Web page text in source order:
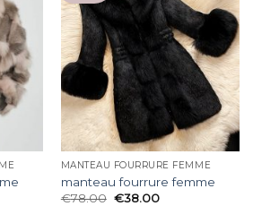
MANTEAU FOURRURE FEMME
manteau fourrure femme
€78.00 €38.00